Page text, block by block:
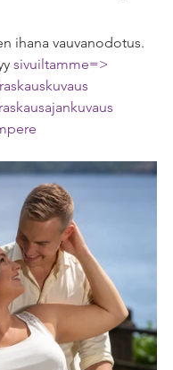
ihana vauvanodotus.
sivuiltamme=>